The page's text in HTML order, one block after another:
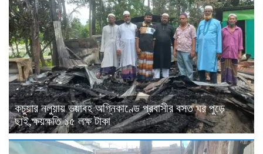
কচুয়ার নলুয়ায় ভয়াবহ অগ্নিকাণ্ডে প্রবাসীর বসত ঘর পুড়ে
ছাই,ক্ষয়ক্ষতি ১৫ লক্ষ টাকা